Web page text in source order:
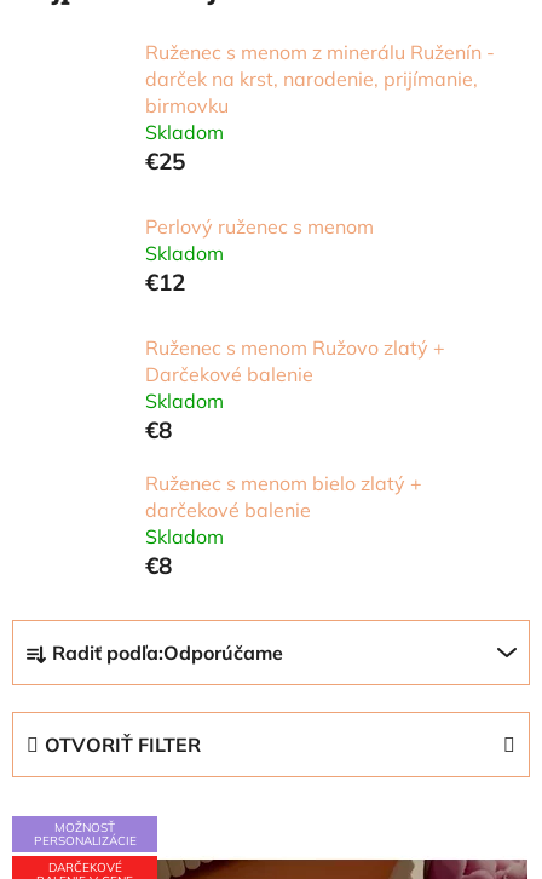
Ruženec s menom z minerálu Ruženín -
darček na krst, narodenie, prijímanie,
birmovku
Skladom
€25
Perlový ruženec s menom
Skladom
€12
Ruženec s menom Ružovo zlatý +
Darčekové balenie
Skladom
€8
Ruženec s menom bielo zlatý +
darčekové balenie
Skladom
€8
a
d
n
e
p
Radiť podľa:Odporúčame
OTVORIŤ FILTER
V
ý
MOŽNOSŤ
PERSONALIZÁCIE
DARČEKOVÉ